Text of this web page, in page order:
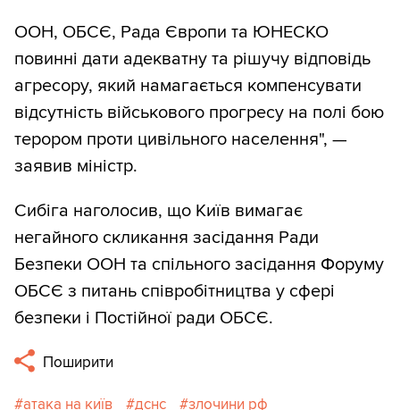
ООН, ОБСЄ, Рада Європи та ЮНЕСКО
повинні дати адекватну та рішучу відповідь
агресору, який намагається компенсувати
відсутність військового прогресу на полі бою
терором проти цивільного населення", —
заявив міністр.
Сибіга наголосив, що Київ вимагає
негайного скликання засідання Ради
Безпеки ООН та спільного засідання Форуму
ОБСЄ з питань співробітництва у сфері
безпеки і Постійної ради ОБСЄ.
Поширити
атака на київ дснс
злочини рф